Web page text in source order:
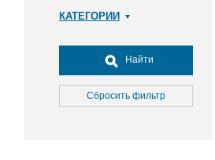
КАТЕГОРИИ
Досуг, туризм и отдых
Культура
Медицина
Найти
Сбросить фильтр